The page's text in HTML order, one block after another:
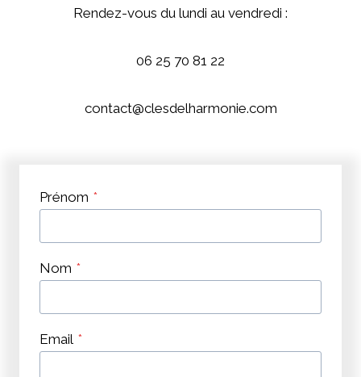
Rendez-vous du lundi au vendredi :
06 25 70 81 22
contact@clesdelharmonie.com
Prénom *
Nom *
Email *